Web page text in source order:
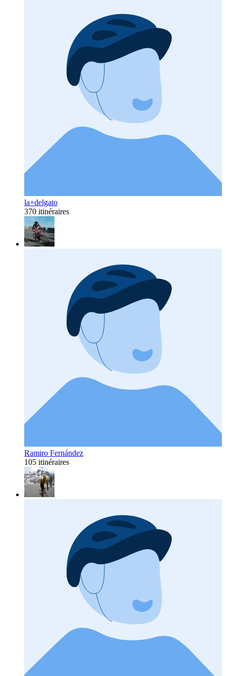
la+delgato
370 itinéraires
Ramiro Fernández
105 itinéraires